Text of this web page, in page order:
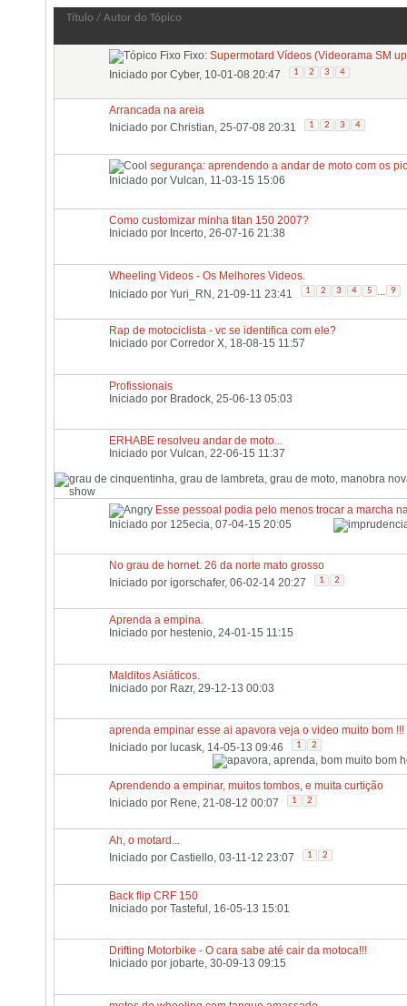
Título / Autor do Tópico
Fixo: Supermotard Vídeos (Videorama SM
Iniciado por Cyber, 10-01-08 20:47 1 2 3 4
Arrancada na areia
Iniciado por Christian, 25-07-08 20:31 1 2 3 4
segurança: aprendendo a andar de moto com os
Iniciado por Vulcan, 11-03-15 15:06
Como customizar minha titan 150 2007?
Iniciado por Incerto, 26-07-16 21:38
Wheeling Videos - Os Melhores Videos.
Iniciado por Yuri_RN, 21-09-11 23:41 1 2 3 4 5 ... 9
Rap de motociclista - vc se identifica com ele?
Iniciado por Corredor X, 18-08-15 11:57
Profissionais
Iniciado por Bradock, 25-06-13 05:03
ERHABE resolveu andar de moto...
Iniciado por Vulcan, 22-06-15 11:37
Esse pessoal podia pelo menos trocar a marcha
Iniciado por 125ecia, 07-04-15 20:05
No grau de hornet. 26 da norte mato grosso
Iniciado por igorschafer, 06-02-14 20:27 1 2
Aprenda a empina.
Iniciado por hestenio, 24-01-15 11:15
Malditos Asiáticos.
Iniciado por Razr, 29-12-13 00:03
aprenda empinar esse ai apavora veja o video muito bom !!!
Iniciado por lucask, 14-05-13 09:46 1 2
Aprendendo a empinar, muitos tombos, e muita curtição
Iniciado por Rene , 21-08-12 00:07 1 2
Ah, o motard...
Iniciado por Castiello, 03-11-12 23:07 1 2
Back flip CRF 150
Iniciado por Tasteful , 16-05-13 15:01
Drifting Motorbike - O cara sabe até cair da motoca!!!
Iniciado por jobarte, 30-09-13 09:15